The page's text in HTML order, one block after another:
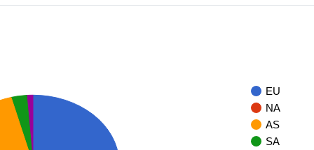
EU
NA
AS
SA